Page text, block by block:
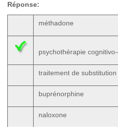
Réponse:
méthadone
psychothérapie
traitement de
buprénorphine
naloxone